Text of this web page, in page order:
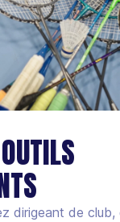
dirigeant de